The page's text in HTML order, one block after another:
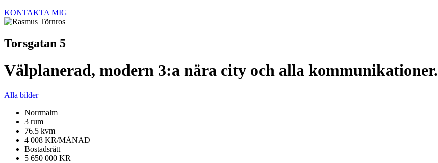
KONTAKTA MIG
Torsgatan 5
Välplanerad, modern 3:a nära city och alla kommunikationer.
Alla bilder
Norrmalm
3 rum
76.5 kvm
4 008 KR/MÅNAD
Bostadsrätt
5 650 000 KR